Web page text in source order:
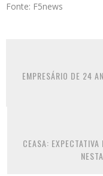
Fonte: F5news
EMPRESÁRIO DE 24
CEASA: